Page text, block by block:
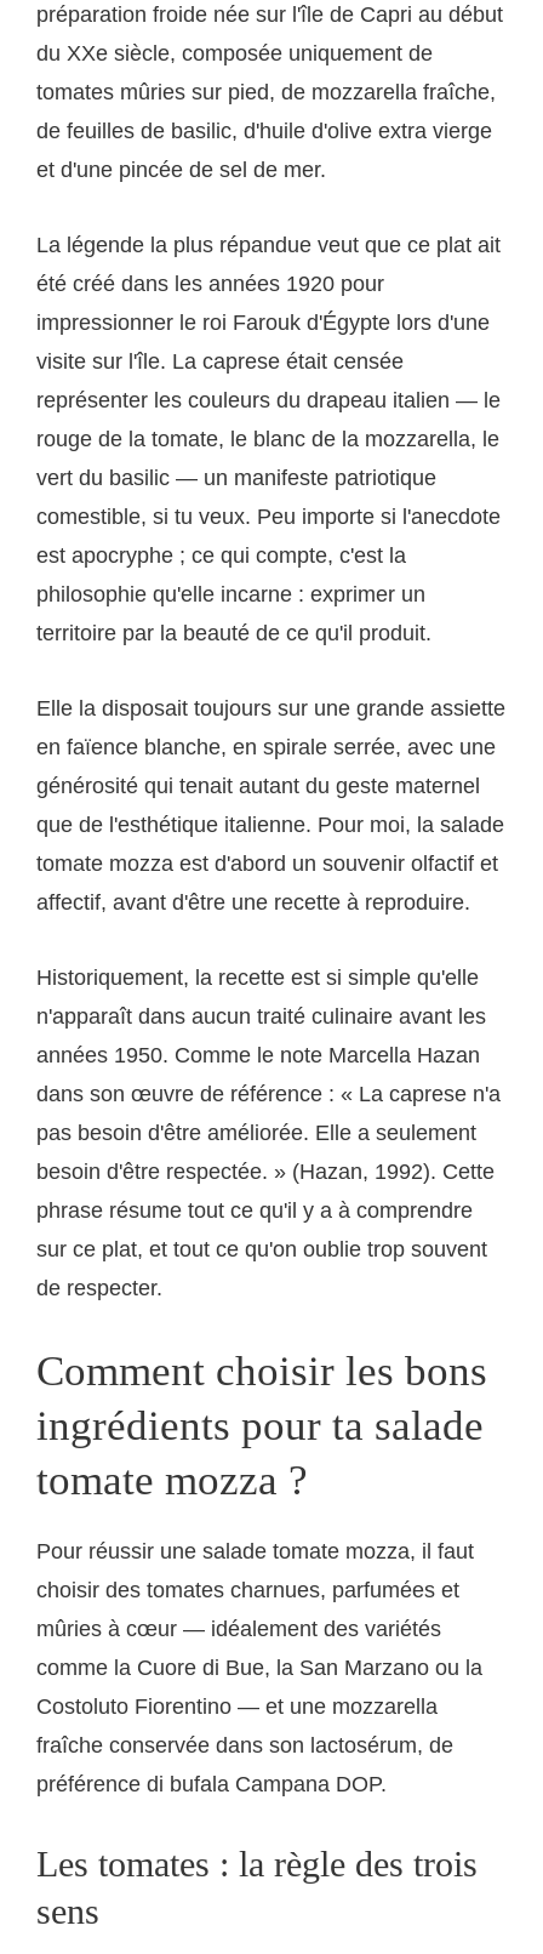
préparation froide née sur l'île de Capri au début
du XXe siècle, composée uniquement de
tomates mûries sur pied, de mozzarella fraîche,
de feuilles de basilic, d'huile d'olive extra vierge
et d'une pincée de sel de mer.
La légende la plus répandue veut que ce plat ait
été créé dans les années 1920 pour
impressionner le roi Farouk d'Égypte lors d'une
visite sur l'île. La caprese était censée
représenter les couleurs du drapeau italien — le
rouge de la tomate, le blanc de la mozzarella, le
vert du basilic — un manifeste patriotique
comestible, si tu veux. Peu importe si l'anecdote
est apocryphe ; ce qui compte, c'est la
philosophie qu'elle incarne : exprimer un
territoire par la beauté de ce qu'il produit.
Elle la disposait toujours sur une grande assiette
en faïence blanche, en spirale serrée, avec une
générosité qui tenait autant du geste maternel
que de l'esthétique italienne. Pour moi, la salade
tomate mozza est d'abord un souvenir olfactif et
affectif, avant d'être une recette à reproduire.
Historiquement, la recette est si simple qu'elle
n'apparaît dans aucun traité culinaire avant les
années 1950. Comme le note Marcella Hazan
dans son œuvre de référence : « La caprese n'a
pas besoin d'être améliorée. Elle a seulement
besoin d'être respectée. » (Hazan, 1992). Cette
phrase résume tout ce qu'il y a à comprendre
sur ce plat, et tout ce qu'on oublie trop souvent
de respecter.
Comment choisir les bons
ingrédients pour ta salade
tomate mozza ?
Pour réussir une salade tomate mozza, il faut
choisir des tomates charnues, parfumées et
mûries à cœur — idéalement des variétés
comme la Cuore di Bue, la San Marzano ou la
Costoluto Fiorentino — et une mozzarella
fraîche conservée dans son lactosérum, de
préférence di bufala Campana DOP.
Les tomates : la règle des trois
sens